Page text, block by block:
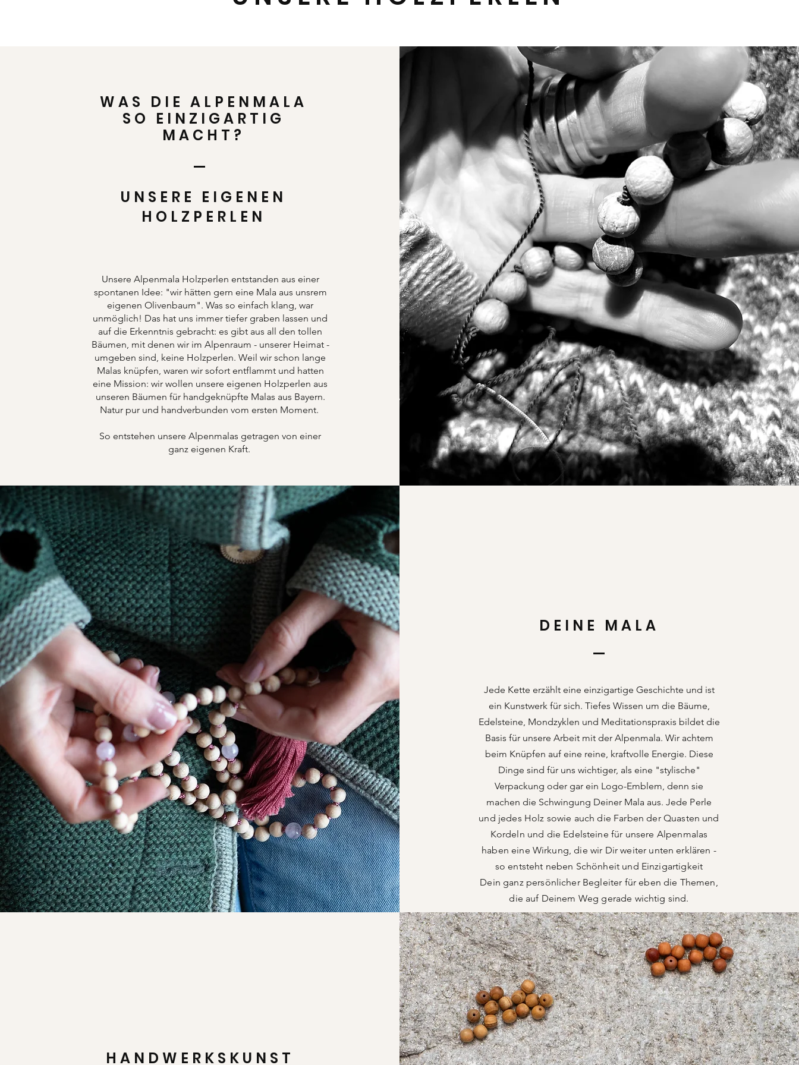
WAS DIE ALPENMALA
SO EINZIGARTIG
MACHT?
UNSERE EIGENEN
HOLZPERLEN
Unsere Alpenmala Holzperlen entstanden aus einer
spontanen Idee: "wir hätten gern eine Mala aus unsrem
eigenen Olivenbaum". Was so einfach klang, war
unmöglich! Das hat uns immer tiefer graben lassen und
auf die Erkenntnis gebracht: es gibt aus all den tollen
Bäumen, mit denen wir im Alpenraum - unserer Heimat -
umgeben sind, keine Holzperlen. Weil wir schon lange
Malas knüpfen, waren wir sofort entflammt und hatten
eine Mission: wir wollen unsere eigenen Holzperlen aus
unseren Bäumen für handgeknüpfte Malas aus Bayern.
Natur pur und handverbunden vom ersten Moment.
So entstehen unsere Alpenmalas getragen von einer
ganz eigenen Kraft.
DEINE MALA
Jede Kette erzählt eine einzigartige Geschichte und ist
ein Kunstwerk für sich. Tiefes Wissen um die Bäume,
Edelsteine, Mondzyklen und Meditationspraxis bildet die
Basis für unsere Arbeit mit der Alpenmala. Wir achtem
beim Knüpfen auf eine reine, kraftvolle Energie. Diese
Dinge sind für uns wichtiger, als eine "stylische"
Verpackung oder gar ein Logo-Emblem, denn sie
machen die Schwingung Deiner Mala aus. Jede Perle
und jedes Holz sowie auch die Farben der Quasten und
Kordeln und die Edelsteine für unsere Alpenmalas
haben eine Wirkung, die wir Dir weiter unten erklären -
so entsteht neben Schönheit und Einzigartigkeit
Dein ganz persönlicher Begleiter für eben die Themen,
die auf Deinem Weg gerade wichtig sind.
HANDWERKSKUNST